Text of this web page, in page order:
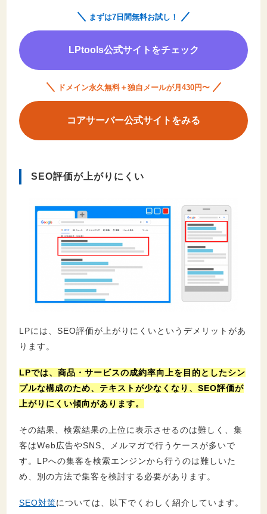
まずは7日間無料お試し！
LPtools公式サイトをチェック
ドメイン永久無料＋独自メールが月430円〜
コアサーバー公式サイトをみる
SEO評価が上がりにくい
LPには、SEO評価が上がりにくいというデメリットがあ
ります。
LPでは、商品・サービスの成約率向上を目的としたシン
プルな構成のため、テキストが少なくなり、SEO評価が
上がりにくい傾向があります。
その結果、検索結果の上位に表示させるのは難しく、集
客はWeb広告やSNS、メルマガで行うケースが多いで
す。LPへの集客を検索エンジンから行うのは難しいた
め、別の方法で集客を検討する必要があります。
SEO対策については、以下でくわしく紹介しています。